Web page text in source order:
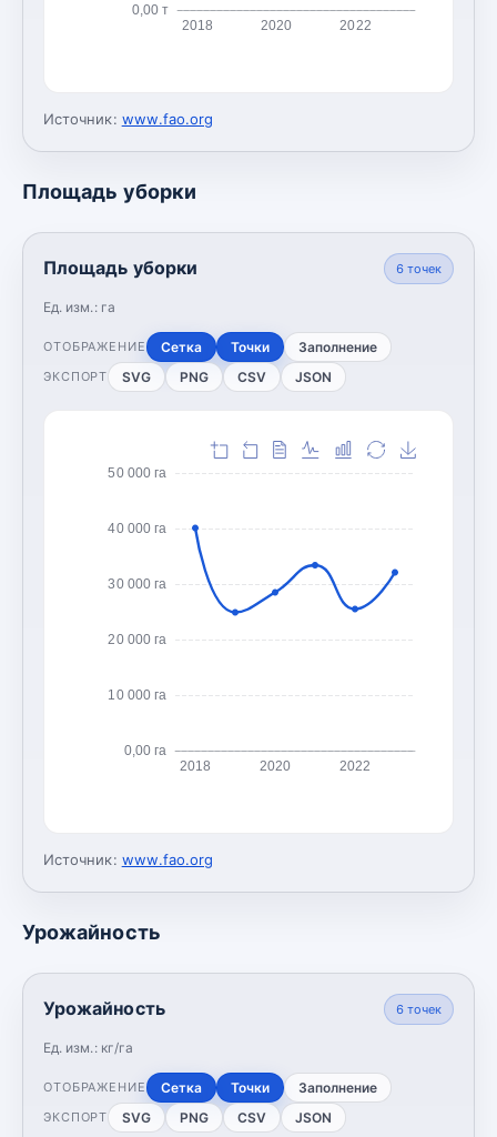
0,00 т
2018 2020 2022
Источник: www.fao.org
Площадь уборки
Площадь уборки
Ед. изм.: га
6точек
ОТОБРАЖЕНИЕ Сетка Точки Заполнение
ЭКСПОРТ SVG PNG CSV JSON
0,00 га
10 000 га
20 000 га
30 000 га
40 000 га
50 000 га
2018 2020 2022
Источник: www.fao.org
Урожайность
Урожайность
Ед. изм.: кг/га
6точек
ОТОБРАЖЕНИЕ Сетка Точки Заполнение
ЭКСПОРТ SVG PNG CSV JSON